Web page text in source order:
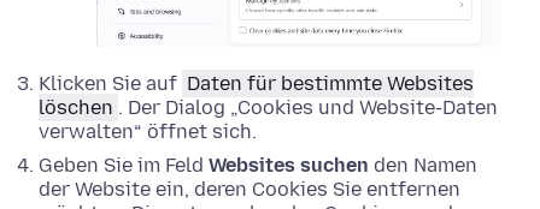
Klicken Sie auf Daten für bestimmte Websites
löschen . Der Dialog „Cookies und Website-Daten
verwalten“ öffnet sich.
Geben Sie im Feld Websites suchen den Namen
der Website ein, deren Cookies Sie entfernen